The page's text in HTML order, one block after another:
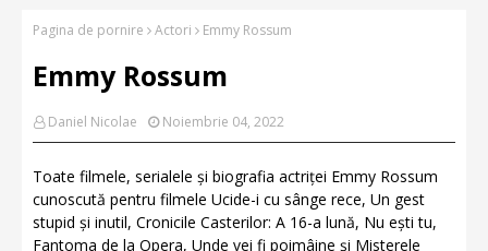
Pagina de pornire Actori Emmy Rossum
Emmy Rossum
Daniel Nicolae Noiembrie 04, 2022
Toate filmele, serialele și biografia actriței Emmy Rossum
cunoscută pentru filmele Ucide-i cu sânge rece, Un gest
stupid și inutil, Cronicile Casterilor: A 16-a lună, Nu ești tu,
Fantoma de la Opera, Unde vei fi poimâine și Misterele